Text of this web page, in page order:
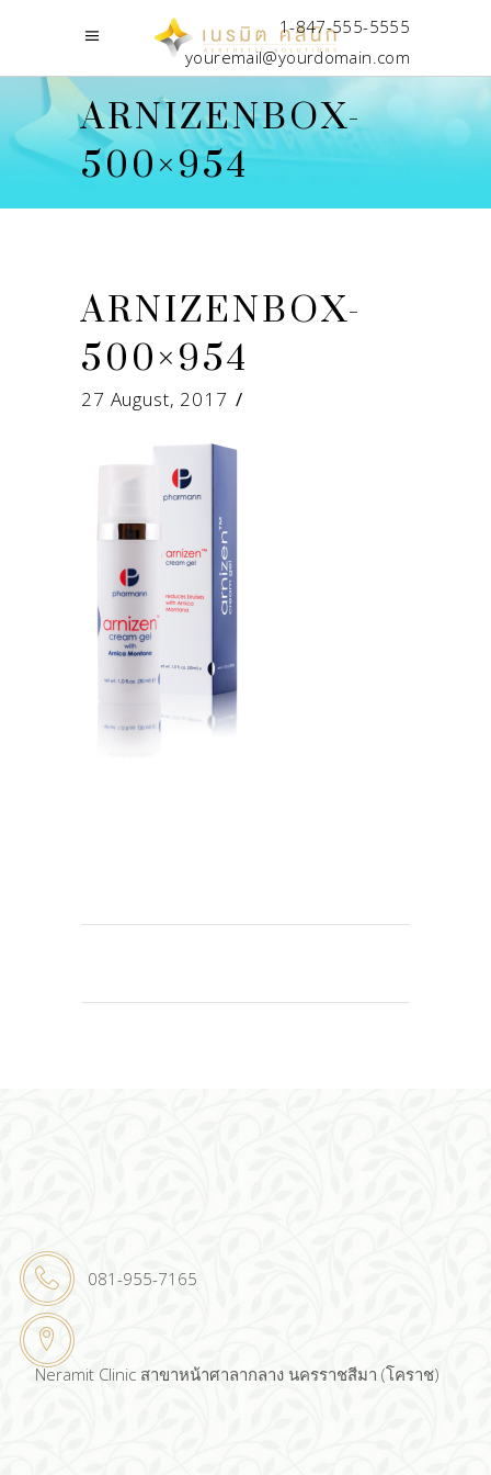
1-847-555-5555
youremail@yourdomain.com
ARNIZENBOX-
500×954
ARNIZENBOX-
500×954
27 August, 2017
081-955-7165
Neramit Clinic สาขาหน้าศาลากลาง นครราชสีมา (โคราช)